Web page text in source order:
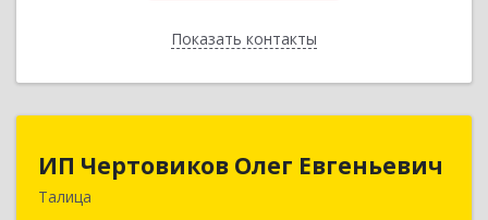
Показать контакты
Назад
ИП Чертовиков Олег Евгеньевич
Талица
623640, Свердловская обл, Талица г, Ленина ул,